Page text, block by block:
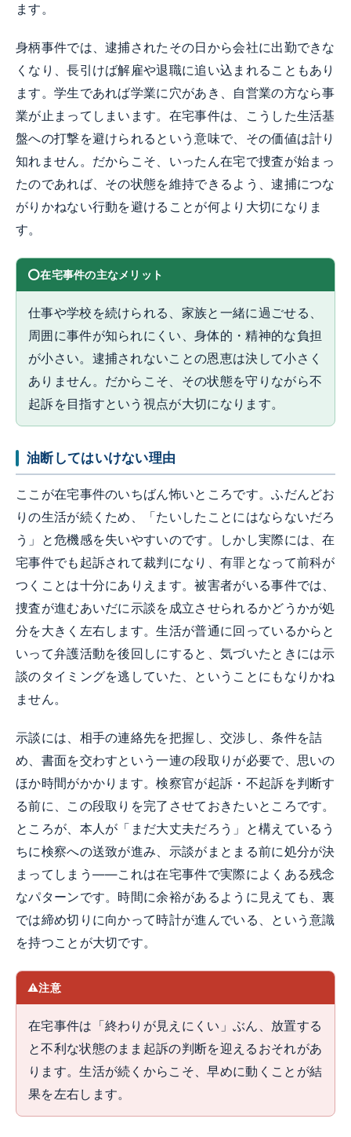
ます。
身柄事件では、逮捕されたその日から会社に出勤できな
くなり、長引けば解雇や退職に追い込まれることもあり
ます。学生であれば学業に穴があき、自営業の方なら事
業が止まってしまいます。在宅事件は、こうした生活基
盤への打撃を避けられるという意味で、その価値は計り
知れません。だからこそ、いったん在宅で捜査が始まっ
たのであれば、その状態を維持できるよう、逮捕につな
がりかねない行動を避けることが何より大切になりま
す。
在宅事件の主なメリット
仕事や学校を続けられる、家族と一緒に過ごせる、
周囲に事件が知られにくい、身体的・精神的な負担
が小さい。逮捕されないことの恩恵は決して小さく
ありません。だからこそ、その状態を守りながら不
起訴を目指すという視点が大切になります。
油断してはいけない理由
ここが在宅事件のいちばん怖いところです。ふだんどお
りの生活が続くため、「たいしたことにはならないだろ
う」と危機感を失いやすいのです。しかし実際には、在
宅事件でも起訴されて裁判になり、有罪となって前科が
つくことは十分にありえます。被害者がいる事件では、
捜査が進むあいだに示談を成立させられるかどうかが処
分を大きく左右します。生活が普通に回っているからと
いって弁護活動を後回しにすると、気づいたときには示
談のタイミングを逃していた、ということにもなりかね
ません。
示談には、相手の連絡先を把握し、交渉し、条件を詰
め、書面を交わすという一連の段取りが必要で、思いの
ほか時間がかかります。検察官が起訴・不起訴を判断す
る前に、この段取りを完了させておきたいところです。
ところが、本人が「まだ大丈夫だろう」と構えているう
ちに検察への送致が進み、示談がまとまる前に処分が決
まってしまう——これは在宅事件で実際によくある残念
なパターンです。時間に余裕があるように見えても、裏
では締め切りに向かって時計が進んでいる、という意識
を持つことが大切です。
注意
在宅事件は「終わりが見えにくい」ぶん、放置する
と不利な状態のまま起訴の判断を迎えるおそれがあ
ります。生活が続くからこそ、早めに動くことが結
果を左右します。